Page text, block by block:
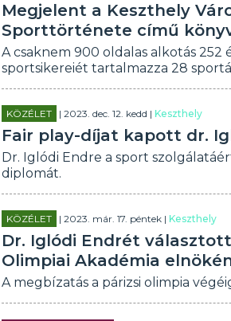
Megjelent a Keszthely
Sporttörténete című
A csaknem 900 oldalas alkotás 252
sportsikereiét tartalmazza 28
KÖZÉLET | 2023. dec. 12. kedd |Keszthely
Fair play-díjat kapott dr.
Dr. Iglódi Endre a sport
diplomát.
KÖZÉLET | 2023. már. 17. péntek |Keszthely
Dr. Iglódi Endrét
Olimpiai Akadémia
A megbízatás a párizsi olimpia